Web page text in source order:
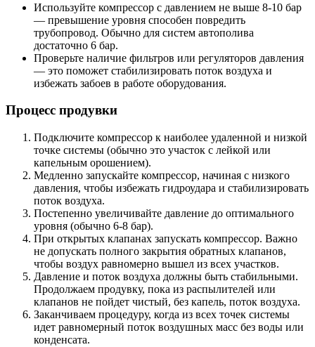
Используйте компрессор с давлением не выше 8-10 бар
— превышение уровня способен повредить
трубопровод. Обычно для систем автополива
достаточно 6 бар.
Проверьте наличие фильтров или регуляторов давления
— это поможет стабилизировать поток воздуха и
избежать забоев в работе оборудования.
Процесс продувки
Подключите компрессор к наиболее удаленной и низкой
точке системы (обычно это участок с лейкой или
капельным орошением).
Медленно запускайте компрессор, начиная с низкого
давления, чтобы избежать гидроудара и стабилизировать
поток воздуха.
Постепенно увеличивайте давление до оптимального
уровня (обычно 6-8 бар).
При открытых клапанах запускать компрессор. Важно
не допускать полного закрытия обратных клапанов,
чтобы воздух равномерно вышел из всех участков.
Давление и поток воздуха должны быть стабильными.
Продолжаем продувку, пока из распылителей или
клапанов не пойдет чистый, без капель, поток воздуха.
Заканчиваем процедуру, когда из всех точек системы
идет равномерный поток воздушных масс без воды или
конденсата.